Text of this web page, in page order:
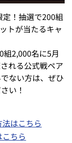
！抽選で200組
トが当たるキャ
組2,000名に5月
れる公式戦ペア
ない方は、ぜひ
い！
はこちら
ちら